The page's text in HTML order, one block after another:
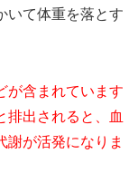
いて体重を落とす
が含まれています
排出されると、血
謝が活発になりま